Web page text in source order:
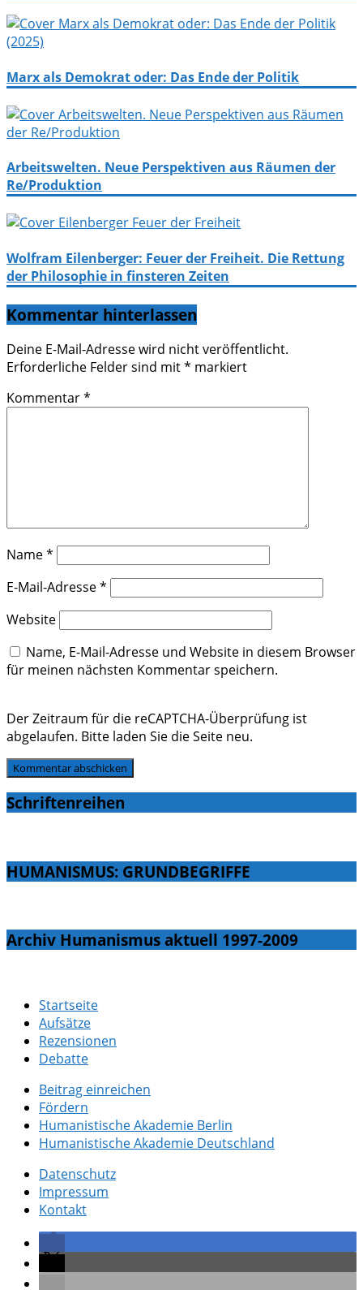
Marx als Demokrat oder: Das Ende der Politik
Arbeitswelten. Neue Perspektiven aus Räumen der
Re/Produktion
Wolfram Eilenberger: Feuer der Freiheit. Die Rettung
der Philosophie in finsteren Zeiten
Kommentar hinterlassen
Deine E-Mail-Adresse wird nicht veröffentlicht.
Erforderliche Felder sind mit* markiert
Kommentar*
Name*
E-Mail-Adresse*
Website
Name, E-Mail-Adresse und Website in diesem Browser
für meinen nächsten Kommentar speichern.
Der Zeitraum für die reCAPTCHA-Überprüfung ist
abgelaufen. Bitte laden Sie die Seite neu.
Schriftenreihen
HUMANISMUS: GRUNDBEGRIFFE
Archiv Humanismus aktuell 1997-2009
Startseite
Aufsätze
Rezensionen
Debatte
Beitrag einreichen
Fördern
Humanistische Akademie Berlin
Humanistische Akademie Deutschland
Datenschutz
Impressum
Kontakt